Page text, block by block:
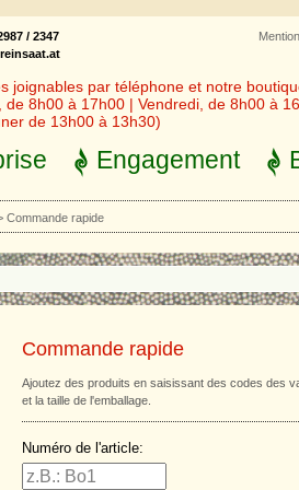
/ 2347
joignables par téléphone et notre
de 8h00 à 17h00 | Vendredi, de 8h00 à
de 13h00 à 13h30)
Engagement
Commande rapide
Commande rapide
Ajoutez des produits en saisissant des codes des
et la taille de l'emballage.
Numéro de l'article: